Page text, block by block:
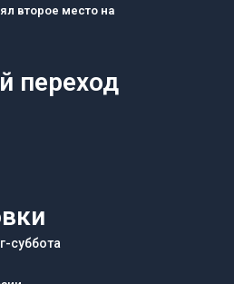
второе место на
переход
суббота